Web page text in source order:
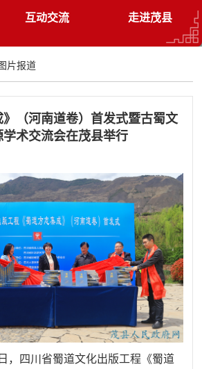
互动交流 走进茂县
片报道
》（河南道卷）首发式暨古蜀文
学术交流会在茂县举行
，四川省蜀道文化出版工程《蜀道